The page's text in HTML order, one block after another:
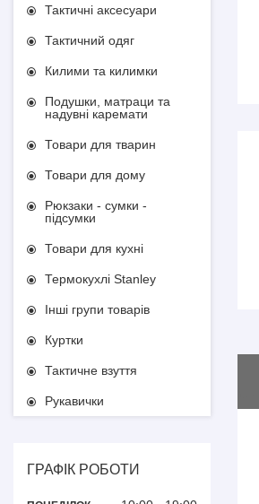
Тактичні аксесуари
Тактичний одяг
Килими та килимки
Подушки, матраци та
надувні каремати
Товари для тварин
Товари для дому
Рюкзаки - сумки -
підсумки
Товари для кухні
Термокухлі Stanley
Інші групи товарів
Куртки
Тактичне взуття
Рукавички
ГРАФІК РОБОТИ